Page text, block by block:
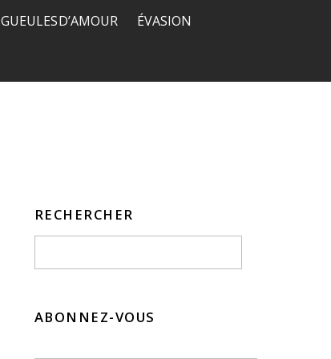
GUEULES D’AMOUR ÉVASION
RECHERCHER
ABONNEZ-VOUS